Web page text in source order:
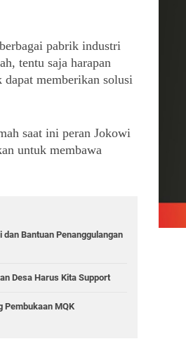
pabrik industri
tentu saja harapan
memberikan solusi
saat ini peran Jokowi
untuk membawa
Bantuan Penanggulangan
Desa Harus Kita Support
Pembukaan MQK